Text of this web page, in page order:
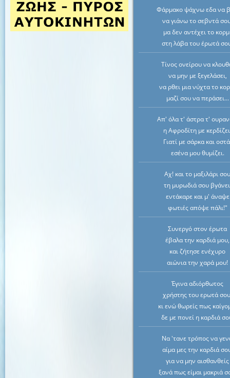
Φάρμακο ψάχνω εδα να
να γιάνω το σεβντά
μα δεν αντέχει το
στη λάβα του έρωτά
Τίνος ονείρου να
να μην με ξεγελάσει,
να ρθει μια νύχτα το
μαζί σου να περάσει...
Απ' όλα τ' άστρα τ'
η Αφροδίτη με
Γιατί με σάρκα και
εσένα μου θυμίζει.
Αχ! και το μαξιλάρι
τη μυρωδιά σου
εντάκαρε και μ' άναψε
φωτιές απόψε πάλι!"
Συνεργό στον έρωτα
έβαλα την καρδιά μου,
και ζήτησε ενέχυρο
αιώνια την χαρά μου!
Έγινα αδιόρθωτος
χρήστης του ερωτά
κι ενώ θωρείς πως
δε με πονεί η καρδιά
Να 'τανε τρόπος να
αίμα μες την καρδιά
για να μην αισθανθείς
ξανά πως είμαι μακριά